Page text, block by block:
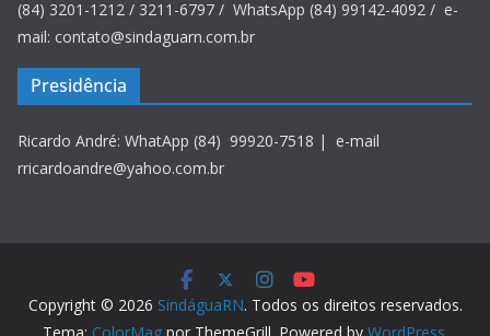
(84) 3201-1212 / 3211-6797 / WhatsApp (84) 99142-4092 / e-
mail: contato@sindaguarn.com.br
Presidência
Ricardo André: WhatApp (84) 99920-7518 | e-mail
rricardoandre@yahoo.com.br
Copyright © 2026 SindáguaRN. Todos os direitos reservados.